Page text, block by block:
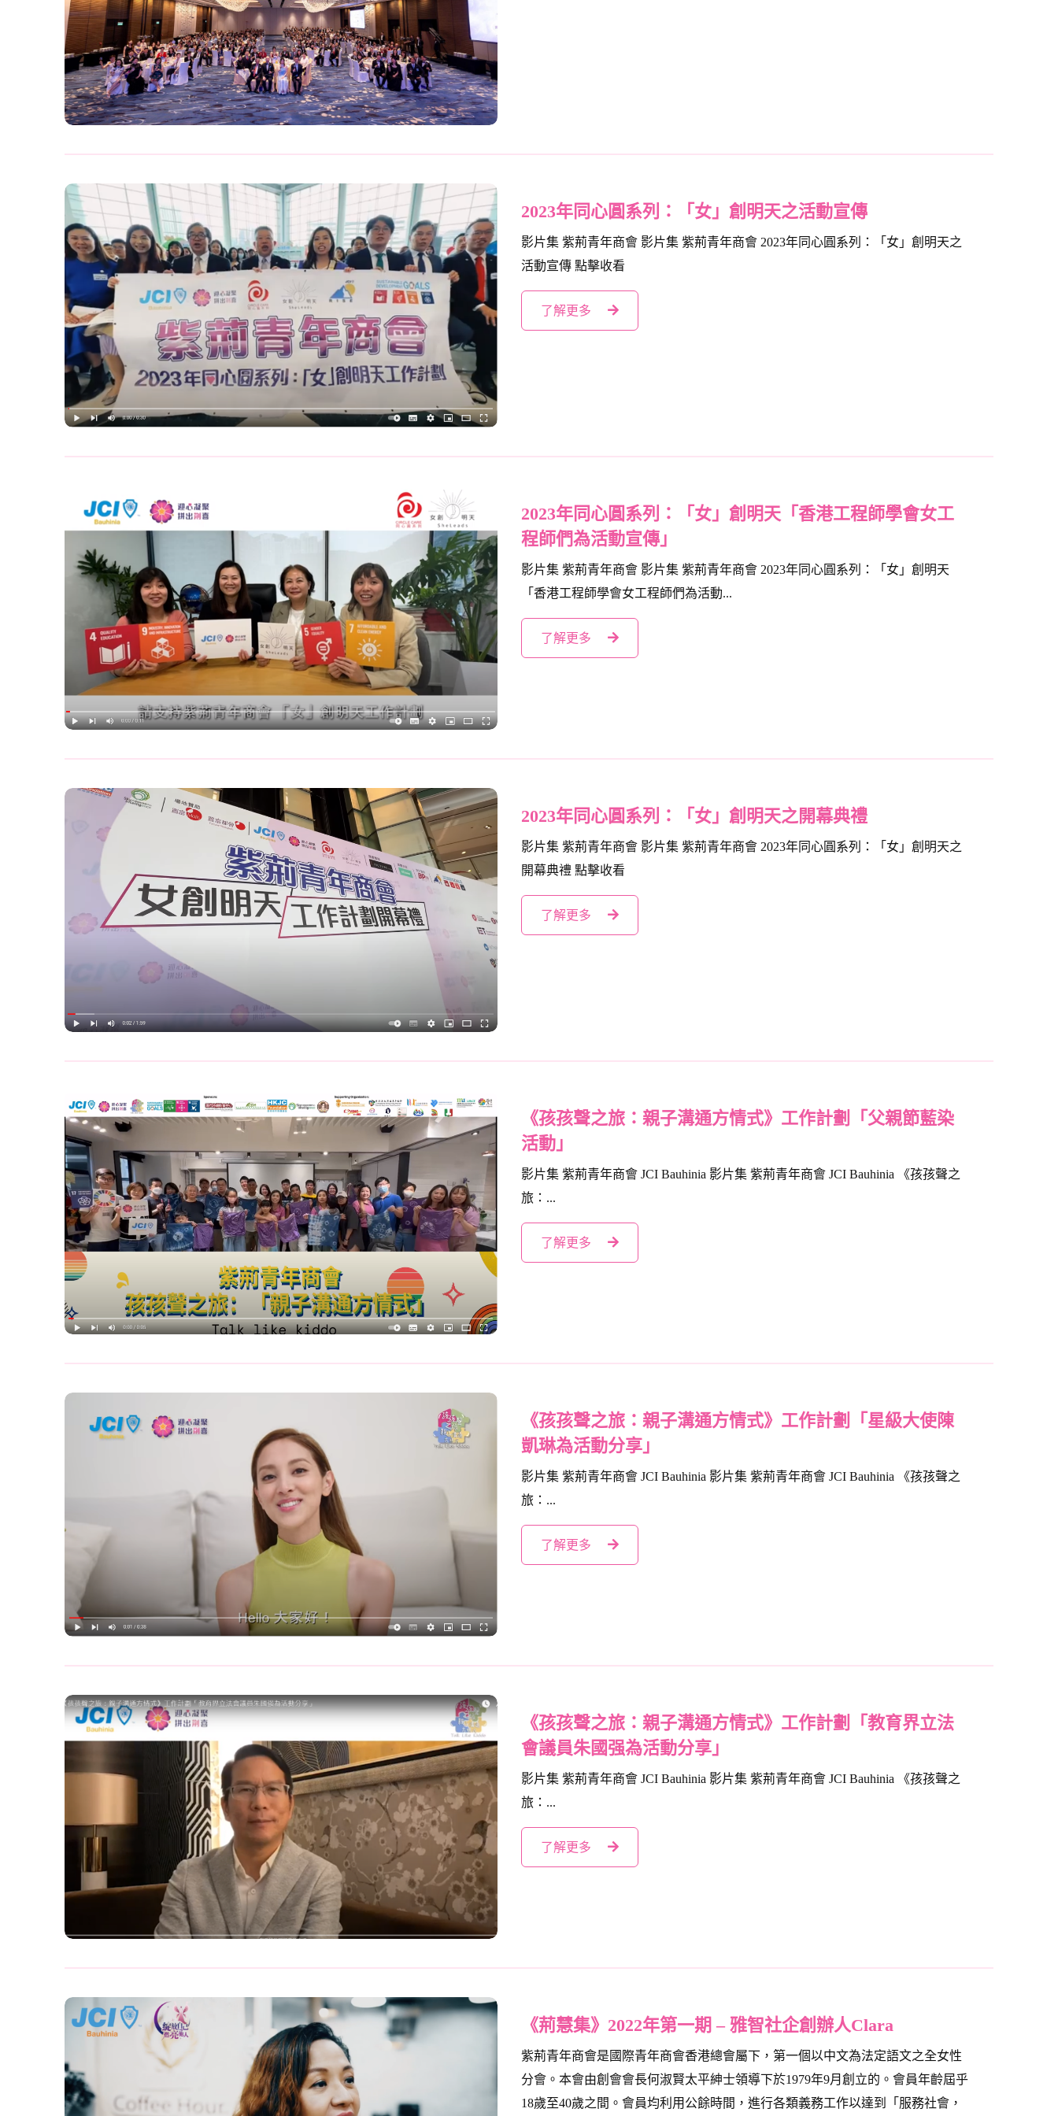
2023年同心圓系列：「女」創明天之活動宣傳
影片集 紫荊青年商會 影片集 紫荊青年商會 2023年同心圓系列：「女」創明天之
活動宣傳 點擊收看
了解更多
2023年同心圓系列：「女」創明天「香港工程師學會女工
程師們為活動宣傳」
影片集 紫荊青年商會 影片集 紫荊青年商會 2023年同心圓系列：「女」創明天
「香港工程師學會女工程師們為活動...
了解更多
2023年同心圓系列：「女」創明天之開幕典禮
影片集 紫荊青年商會 影片集 紫荊青年商會 2023年同心圓系列：「女」創明天之
開幕典禮 點擊收看
了解更多
《孩孩聲之旅：親子溝通方情式》工作計劃「父親節藍染
活動」
影片集 紫荊青年商會 JCI Bauhinia 影片集 紫荊青年商會 JCI Bauhinia 《孩孩聲之
旅：...
了解更多
《孩孩聲之旅：親子溝通方情式》工作計劃「星級大使陳
凱琳為活動分享」
影片集 紫荊青年商會 JCI Bauhinia 影片集 紫荊青年商會 JCI Bauhinia 《孩孩聲之
旅：...
了解更多
《孩孩聲之旅：親子溝通方情式》工作計劃「教育界立法
會議員朱國强為活動分享」
影片集 紫荊青年商會 JCI Bauhinia 影片集 紫荊青年商會 JCI Bauhinia 《孩孩聲之
旅：...
了解更多
《荊慧集》2022年第一期 – 雅智社企創辦人Clara
紫荊青年商會是國際青年商會香港總會屬下，第一個以中文為法定語文之全女性
分會。本會由創會會長何淑賢太平紳士領導下於1979年9月創立的。會員年齡屆乎
18歲至40歲之間。會員均利用公餘時間，進行各類義務工作以達到「服務社會，